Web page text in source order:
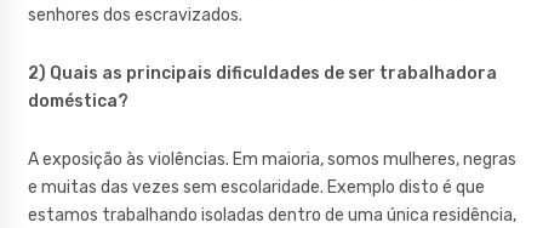
senhores dos escravizados.
2) Quais as principais dificuldades de ser trabalhadora
doméstica?
A exposição às violências. Em maioria, somos mulheres, negras
e muitas das vezes sem escolaridade. Exemplo disto é que
estamos trabalhando isoladas dentro de uma única residência,